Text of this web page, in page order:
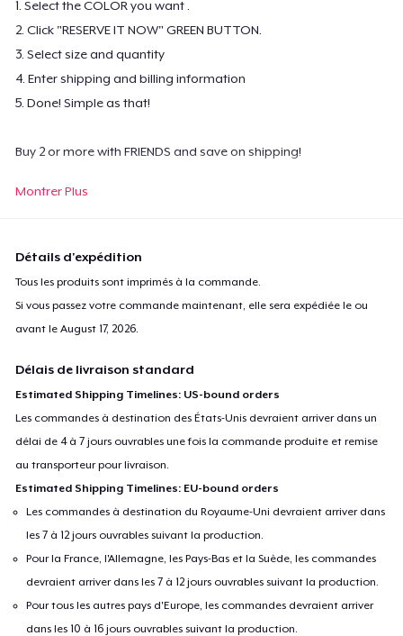
1. Select the COLOR you want .
2. Click "RESERVE IT NOW" GREEN BUTTON.
3. Select size and quantity
4. Enter shipping and billing information
5. Done! Simple as that!
Buy 2 or more with FRIENDS and save on shipping!
Not Sold in Stores or Online Anywhere Else
Or By Email Here:support@teespring.com
Montrer Plus
Détails d'expédition
Tous les produits sont imprimés à la commande.
Si vous passez votre commande maintenant, elle sera expédiée le ou
avant leAugust 17, 2026.
Délais de livraison standard
Estimated Shipping Timelines: US-bound orders
Les commandes à destination des États-Unis devraient arriver dans un
délai de 4 à 7 jours ouvrables une fois la commande produite et remise
au transporteur pour livraison.
Estimated Shipping Timelines: EU-bound orders
Les commandes à destination du Royaume-Uni devraient arriver dans
les 7 à 12 jours ouvrables suivant la production.
Pour la France, l'Allemagne, les Pays-Bas et la Suède, les commandes
devraient arriver dans les 7 à 12 jours ouvrables suivant la production.
Pour tous les autres pays d'Europe, les commandes devraient arriver
dans les 10 à 16 jours ouvrables suivant la production.